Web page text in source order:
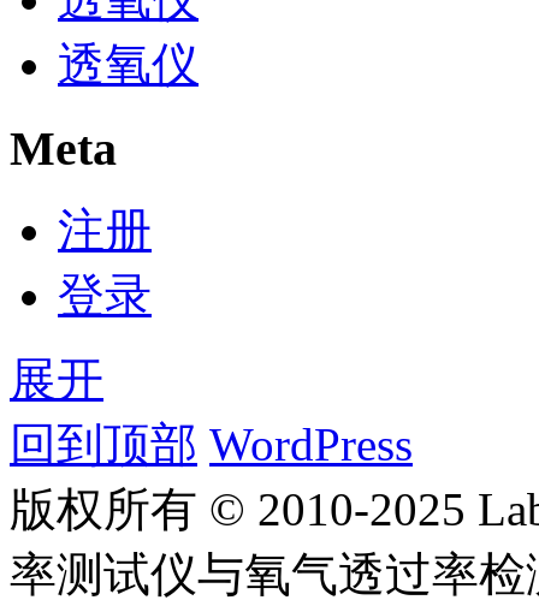
透氧仪
Meta
注册
登录
展开
回到顶部 WordPress
版权所有 © 2010-2025
率测试仪与氧气透过率